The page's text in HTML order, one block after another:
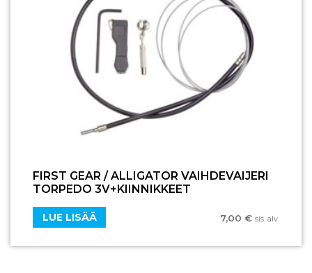
FIRST GEAR / ALLIGATOR VAIHDEVAIJERI
TORPEDO 3V+KIINNIKKEET
7,00 € sis. alv.
LUE LISÄÄ